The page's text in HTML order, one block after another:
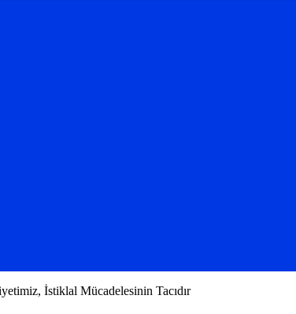
İstiklal Mücadelesinin Tacıdır